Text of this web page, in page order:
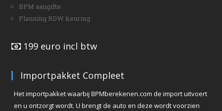
BPM aangifte
Planning RDW keuring
199 euro incl btw
Importpakket Compleet
Het importpakket waarbij BPMberekenen.com de import uitvoert
en u ontzorgt wordt. U brengt de auto en deze wordt voorzien